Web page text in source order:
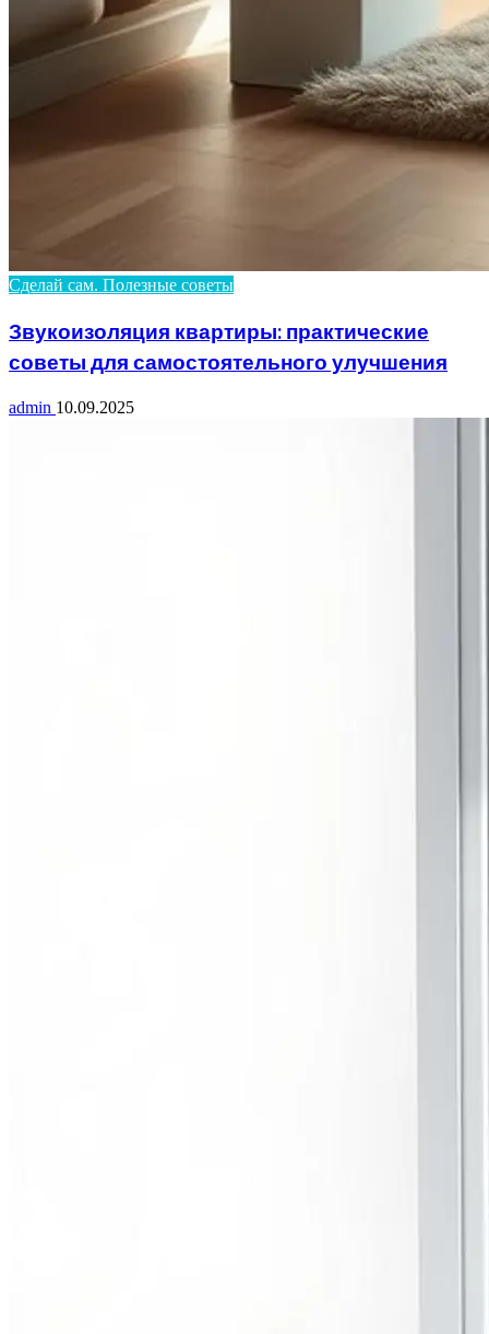
Сделай сам. Полезные советы
Звукоизоляция квартиры: практические
советы для самостоятельного улучшения
admin 10.09.2025